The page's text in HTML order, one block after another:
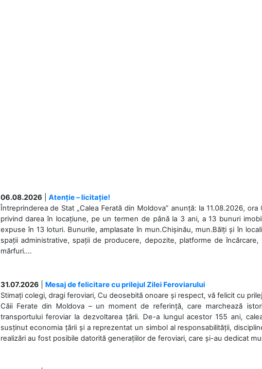
06.08.2026
Atenție – licitație!
Întreprinderea de Stat „Calea Ferată din Moldova” anunță: la 11.08.2026,
privind darea în locațiune, pe un termen de până la 3 ani, a 13 bunuri
expuse în 13 loturi. Bunurile, amplasate în mun.Chișinău, mun.Bălți și în
spații administrative, spații de producere, depozite, platforme de
mărfuri....
31.07.2026
Mesaj de felicitare cu prilejul Zilei Feroviarului
Stimați colegi, dragi feroviari, Cu deosebită onoare și respect, vă felicit cu
Căii Ferate din Moldova – un moment de referință, care marchează
transportului feroviar la dezvoltarea țării. De-a lungul acestor 155 ani,
susținut economia țării și a reprezentat un simbol al responsabilității,
realizări au fost posibile datorită generațiilor de feroviari, care și-au dedicat